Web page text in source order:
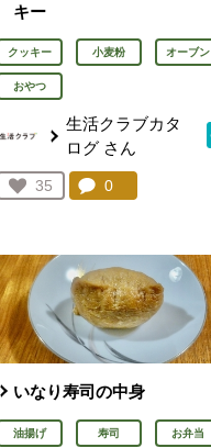
キー
クッキー 小麦粉 オーブン
おやつ
生活クラブカタ
ログ さん
お気に入り登録：
35
人が登録
コメント：
0
いなり寿司の中身
油揚げ 寿司 お弁当